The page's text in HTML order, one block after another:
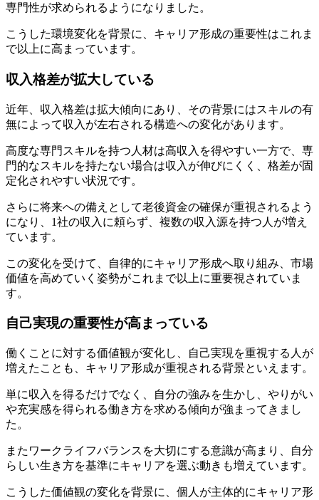
専門性が求められるようになりました。
こうした環境変化を背景に、キャリア形成の重要性はこれま
で以上に高まっています。
収入格差が拡大している
近年、収入格差は拡大傾向にあり、その背景にはスキルの有
無によって収入が左右される構造への変化があります。
高度な専門スキルを持つ人材は高収入を得やすい一方で、専
門的なスキルを持たない場合は収入が伸びにくく、格差が固
定化されやすい状況です。
さらに将来への備えとして老後資金の確保が重視されるよう
になり、1社の収入に頼らず、複数の収入源を持つ人が増え
ています。
この変化を受けて、自律的にキャリア形成へ取り組み、市場
価値を高めていく姿勢がこれまで以上に重要視されていま
す。
自己実現の重要性が高まっている
働くことに対する価値観が変化し、自己実現を重視する人が
増えたことも、キャリア形成が重視される背景といえます。
単に収入を得るだけでなく、自分の強みを生かし、やりがい
や充実感を得られる働き方を求める傾向が強まってきまし
た。
またワークライフバランスを大切にする意識が高まり、自分
らしい生き方を基準にキャリアを選ぶ動きも増えています。
こうした価値観の変化を背景に、個人が主体的にキャリア形